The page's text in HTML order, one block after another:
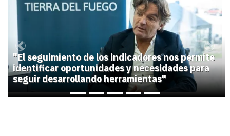
1
"El seguimiento de los indicadores nos permite
identificar oportunidades y necesidades para
seguir desarrollando herramientas"
Previous Next